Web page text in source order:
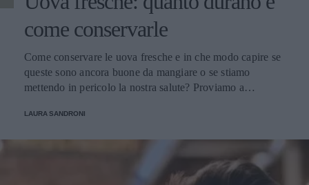
come conservarle
Come conservare le uova fresche e in che modo capire se
queste sono ancora buone da mangiare o se stiamo
mettendo in pericolo la nostra salute? Proviamo a
LAURA SANDRONI